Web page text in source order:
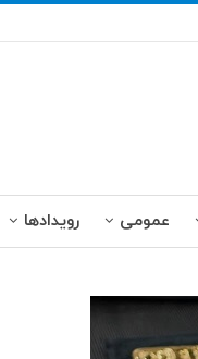
عمومی رویدادها